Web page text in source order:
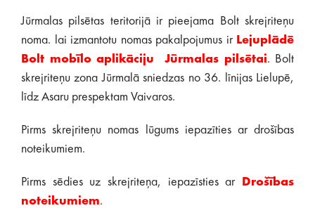
Jūrmalas pilsētas teritorijā ir pieejama Bolt skrejriteņu
noma. lai izmantotu nomas pakalpojumus ir Lejuplādē
Bolt mobīlo aplikāciju Jūrmalas pilsētai. Bolt
skrejriteņu zona Jūrmalā sniedzas no 36. līnijas Lielupē,
līdz Asaru prespektam Vaivaros.
Pirms skrejriteņu nomas lūgums iepazīties ar drošības
noteikumiem.
Pirms sēdies uz skrejriteņa, iepazīsties arDrošības
noteikumiem.